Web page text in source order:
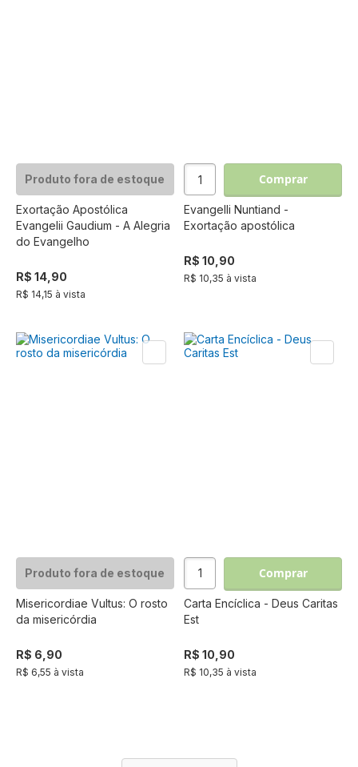
Produto fora de estoque
Exortação Apostólica
Evangelii Gaudium - A Alegria
do Evangelho
R$ 14,90
R$ 14,15 à vista
Comprar
Evangelli Nuntiand -
Exortação apostólica
R$ 10,90
R$ 10,35 à vista
Produto fora de estoque
Misericordiae Vultus: O rosto
da misericórdia
R$ 6,90
R$ 6,55 à vista
Comprar
Carta Encíclica - Deus Caritas
Est
R$ 10,90
R$ 10,35 à vista